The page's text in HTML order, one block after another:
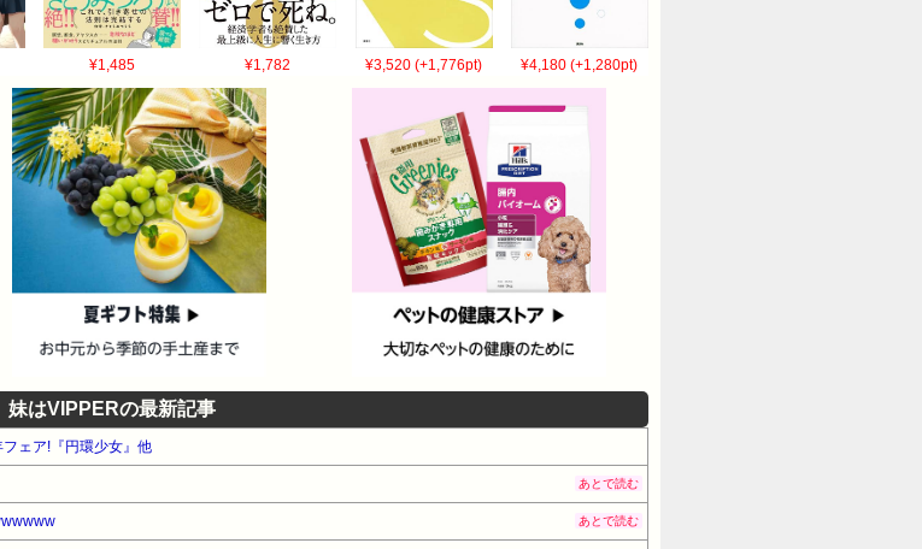
¥1,485 ¥1,782 ¥3,520 (+1,776pt) ¥4,180 (+1,280pt)
妹はVIPPERの最新記事
フェア!『円環少女』他
あとで読む
あとで読む